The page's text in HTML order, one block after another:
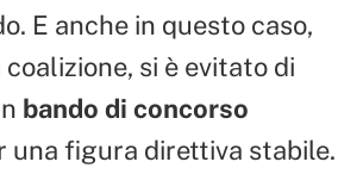
E anche in questo caso,
si è evitato di
bando di concorso
una figura direttiva stabile.